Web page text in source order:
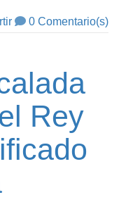
0 Comentario(s)
Rey